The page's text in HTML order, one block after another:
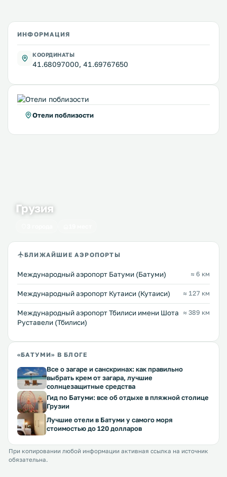
ИНФОРМАЦИЯ
КООРДИНАТЫ
41.68097000, 41.69767650
Отели поблизости
Грузия
БЛИЖАЙШИЕ АЭРОПОРТЫ
Международный аэропорт Батуми (Батуми) ≈ 6 км
Международный аэропорт Кутаиси (Кутаиси) ≈ 127 км
Международный аэропорт Тбилиси имени Шота
Руставели (Тбилиси)
≈ 389 км
«БАТУМИ» В БЛОГЕ
Все о загаре и санскринах: как правильно
выбрать крем от загара, лучшие
солнцезащитные средства
Гид по Батуми: все об отдыхе в пляжной столице
Грузии
Лучшие отели в Батуми у самого моря
стоимостью до 120 долларов
При копировании любой информации активная ссылка на источник
обязательна.